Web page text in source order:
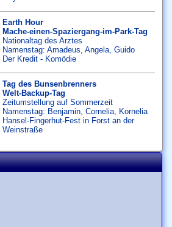
Earth Hour
Mache-einen-Spaziergang-im-Park-Tag
Nationaltag des Arztes
Namenstag: Amadeus Angela, Guido
Der Kredit - Komödie
Tag des Bunsenbrenners
Welt-Backup-Tag
Zeitumstellung auf Sommerzeit
Namenstag: Benjamin, Cornelia,
Kornelia
Hansel-Fingerhut-Fest in Forst an der
Weinstraße